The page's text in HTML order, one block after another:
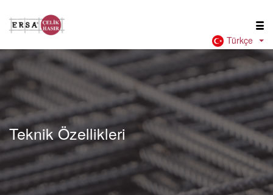
Türkçe
Teknik Özellikleri